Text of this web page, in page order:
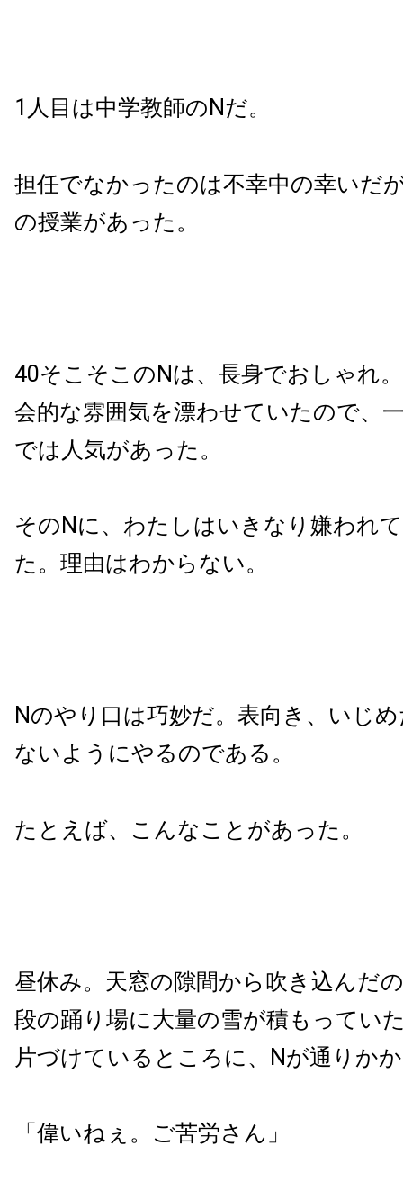
1人目は中学教師のNだ。
担任でなかったのは不幸中の幸いだ
の授業があった。
40そこそこのNは、長身でおしゃれ
会的な雰囲気を漂わせていたので、
では人気があった。
そのNに、わたしはいきなり嫌われ
た。理由はわからない。
Nのやり口は巧妙だ。表向き、いじ
ないようにやるのである。
たとえば、こんなことがあった。
昼休み。天窓の隙間から吹き込んだ
段の踊り場に大量の雪が積もってい
片づけているところに、Nが通りか
「偉いねぇ。ご苦労さん」